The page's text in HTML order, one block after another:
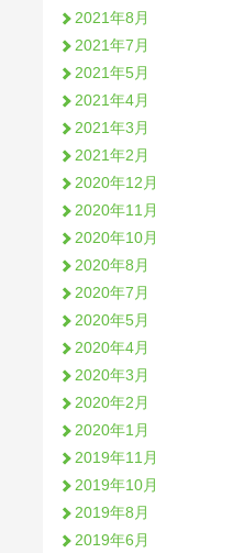
2021年8月
2021年7月
2021年5月
2021年4月
2021年3月
2021年2月
2020年12月
2020年11月
2020年10月
2020年8月
2020年7月
2020年5月
2020年4月
2020年3月
2020年2月
2020年1月
2019年11月
2019年10月
2019年8月
2019年6月